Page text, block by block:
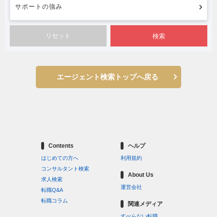
サポートの強み
検索
エージェント検索トップへ戻る
Contents
はじめての方へ
コンサルタント検索
求人検索
転職Q&A
転職コラム
ヘルプ
利用規約
About Us
運営会社
関連メディア